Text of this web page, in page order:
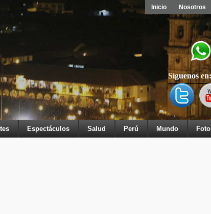
Inicio Nosotros
Síguenos en:
Espectáculos Salud Perú Mundo